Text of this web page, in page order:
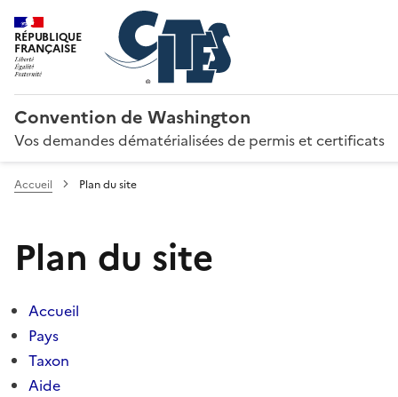
RÉPUBLIQUE
FRANÇAISE
Convention de Washington
Vos demandes dématérialisées de permis et certificats
Accueil Plan du site
Plan du site
Accueil
Pays
Taxon
Aide